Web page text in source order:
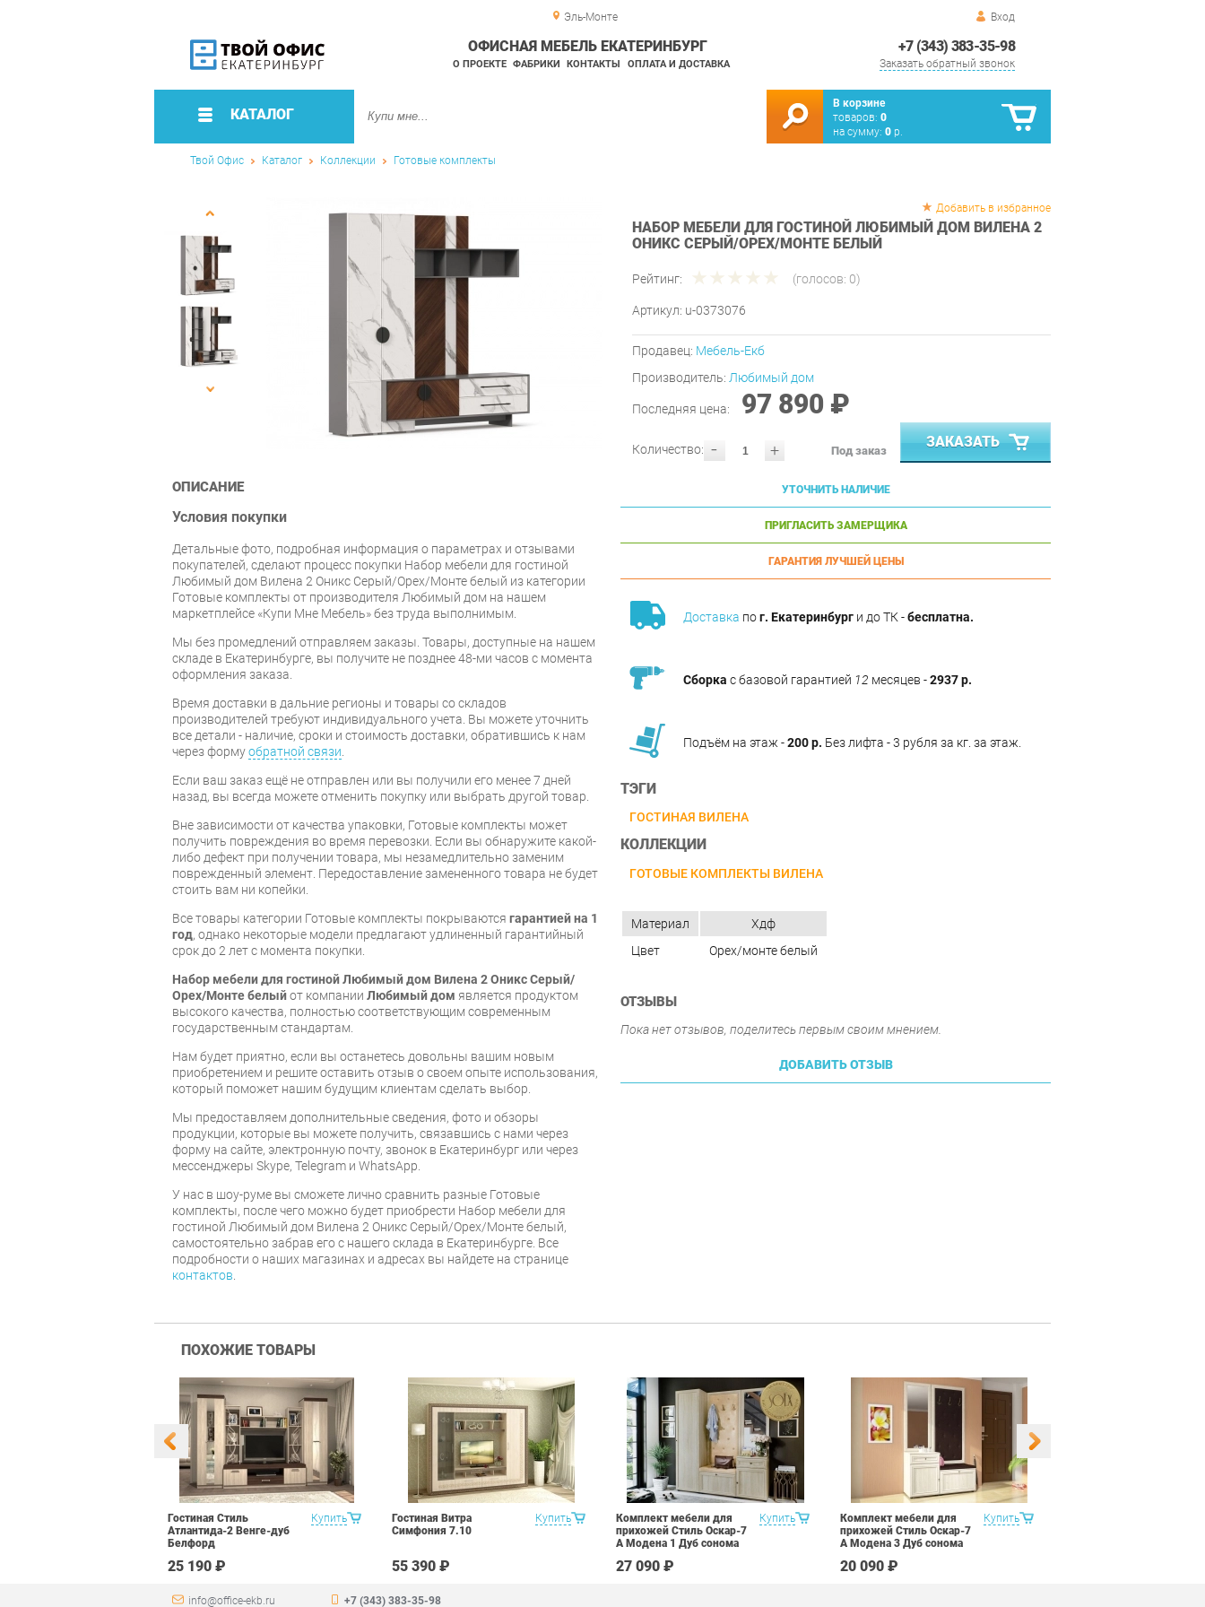
Эль-Монте Вход
+7 (343) 383-35-98
Заказать обратный звонок
ОФИСНАЯ МЕБЕЛЬ ЕКАТЕРИНБУРГ
О ПРОЕКТЕ ФАБРИКИ КОНТАКТЫ ОПЛАТА И ДОСТАВКА
КАТАЛОГ
В корзине
товаров: 0
на сумму: 0 р.
Твой Офис Каталог Коллекции Готовые комплекты
Добавить в избранное
НАБОР МЕБЕЛИ ДЛЯ ГОСТИНОЙ ЛЮБИМЫЙ ДОМ ВИЛЕНА 2
ОНИКС СЕРЫЙ/ОРЕХ/МОНТЕ БЕЛЫЙ
Рейтинг: (голосов: 0)
Артикул: u-0373076
Продавец: Мебель-Екб
Производитель: Любимый дом
Последняя цена: 97 890 ₽
- +
Количество: Под заказ
ЗАКАЗАТЬ
УТОЧНИТЬ НАЛИЧИЕ
ПРИГЛАСИТЬ ЗАМЕРЩИКА
ГАРАНТИЯ ЛУЧШЕЙ ЦЕНЫ
Доставка пог. Екатеринбург и до ТК -бесплатна.
Сборка с базовой гарантией 12 месяцев -2937 р.
Подъём на этаж -200 р. Без лифта - 3 рубля за кг. за этаж.
ТЭГИ
ГОСТИНАЯ ВИЛЕНА
КОЛЛЕКЦИИ
ГОТОВЫЕ КОМПЛЕКТЫ ВИЛЕНА
ОПИСАНИЕ
Условия покупки
Детальные фото, подробная информация о параметрах и отзывами
покупателей, сделают процесс покупки Набор мебели для гостиной
Любимый дом Вилена 2 Оникс Серый/Орех/Монте белый из категории
Готовые комплекты от производителя Любимый дом на нашем
маркетплейсе «Купи Мне Мебель» без труда выполнимым.
Мы без промедлений отправляем заказы. Товары, доступные на нашем
складе в Екатеринбурге, вы получите не позднее 48-ми часов с момента
оформления заказа.
Время доставки в дальние регионы и товары со складов
производителей требуют индивидуального учета. Вы можете уточнить
все детали - наличие, сроки и стоимость доставки, обратившись к нам
через формуобратной связи
Если ваш заказ ещё не отправлен или вы получили его менее 7 дней
назад, вы всегда можете отменить покупку или выбрать другой товар.
Вне зависимости от качества упаковки, Готовые комплекты может
получить повреждения во время перевозки. Если вы обнаружите какой-
либо дефект при получении товара, мы незамедлительно заменим
поврежденный элемент. Передоставление замененного товара не будет
стоить вам ни копейки.
Все товары категории Готовые комплекты покрываются гарантией на 1
год, однако некоторые модели предлагают удлиненный гарантийный
срок до 2 лет с момента покупки.
Набор мебели для гостиной Любимый дом Вилена 2 Оникс Серый/
Орех/Монте белыйот компании Любимый дом является продуктом
высокого качества, полностью соответствующим современным
государственным стандартам.
Нам будет приятно, если вы останетесь довольны вашим новым
приобретением и решите оставить отзыв о своем опыте использования,
который поможет нашим будущим клиентам сделать выбор.
Мы предоставляем дополнительные сведения, фото и обзоры
продукции, которые вы можете получить, связавшись с нами через
форму на сайте, электронную почту, звонок в Екатеринбург или через
мессенджеры Skype, Telegram и WhatsApp.
У нас в шоу-руме вы сможете лично сравнить разные Готовые
комплекты, после чего можно будет приобрести Набор мебели для
гостиной Любимый дом Вилена 2 Оникс Серый/Орех/Монте белый,
самостоятельно забрав его с нашего склада в Екатеринбурге. Все
подробности о наших магазинах и адресах вы найдете на странице
контактов
Материал
Хдф
Цвет
Орех/монте белый
ОТЗЫВЫ
Пока нет отзывов, поделитесь первым своим мнением.
ДОБАВИТЬ ОТЗЫВ
ПОХОЖИЕ ТОВАРЫ
Купить
Гостиная Стиль
Атлантида-2 Венге-дуб
Белфорд
25 190 ₽
Купить
Гостиная Витра
Симфония 7.10
55 390 ₽
Купить
Комплект мебели для
прихожей Стиль Оскар-7
А Модена 1 Дуб сонома
27 090 ₽
Купить
Комплект мебели для
прихожей Стиль Оскар-7
А Модена 3 Дуб сонома
20 090 ₽
info@office-ekb.ru +7 (343) 383-35-98